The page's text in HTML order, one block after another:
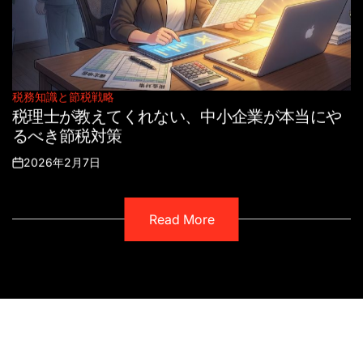
Posted
in
税務知識と節税戦略
税理士が教えてくれない、中小企業が本当にや
るべき節税対策
Posted
2026年2月7日
Read More